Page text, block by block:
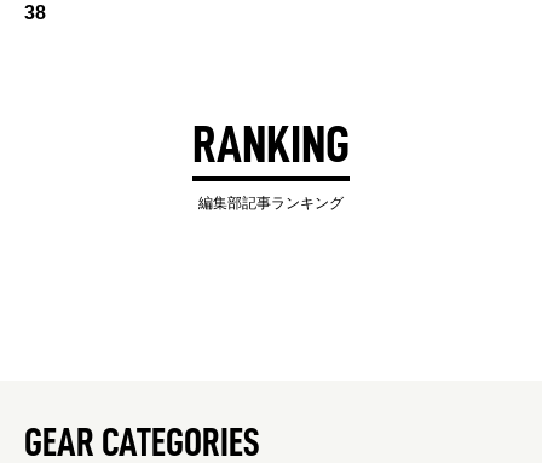
38
RANKING
編集部記事ランキング
GEAR CATEGORIES